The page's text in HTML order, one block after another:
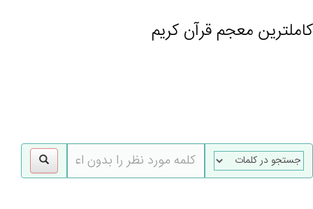
کاملترین معجم قرآن کریم